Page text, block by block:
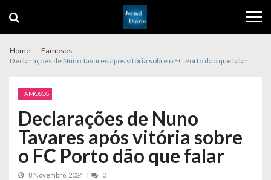
navigation
content
Home
Famosos
Declarações de Nuno Tavares após vitória sobre o FC Porto dão que falar
FAMOSOS
Declarações de Nuno
Tavares após vitória sobre
o FC Porto dão que falar
8 Novembro, 2024 0